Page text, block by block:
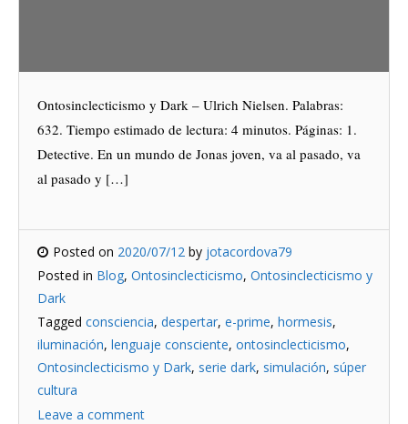
Ontosinclecticismo y Dark – Ulrich Nielsen. Palabras:
632. Tiempo estimado de lectura: 4 minutos. Páginas: 1.
Detective. En un mundo de Jonas joven, va al pasado, va
al pasado y […]
Posted on 2020/07/12 by jotacordova79
Posted in Blog, Ontosinclecticismo, Ontosinclecticismo y
Dark
Tagged consciencia, despertar, e-prime, hormesis,
iluminación, lenguaje consciente, ontosinclecticismo,
Ontosinclecticismo y Dark, serie dark, simulación, súper
cultura
Leave a comment